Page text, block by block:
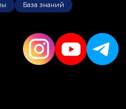
База знаний